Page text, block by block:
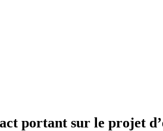
portant sur le projet